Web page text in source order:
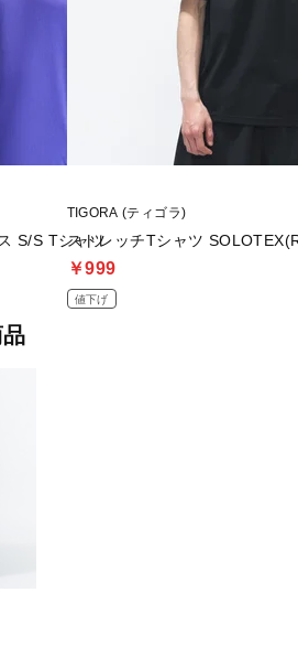
S/S Tシャツ
TIGORA (ティゴラ)
ストレッチTシャツ
￥999
値下げ